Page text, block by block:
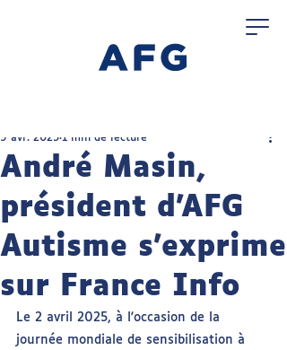
André Masin,
président d'AFG
Autisme s'exprime
sur France Info
9 avr. 2025 1 min de lecture
Le 2 avril 2025, à l'occasion de la
journée mondiale de sensibilisation à